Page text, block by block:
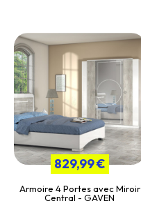
829,99 €
Armoire 4 Portes avec Miroir
Central - GAVEN